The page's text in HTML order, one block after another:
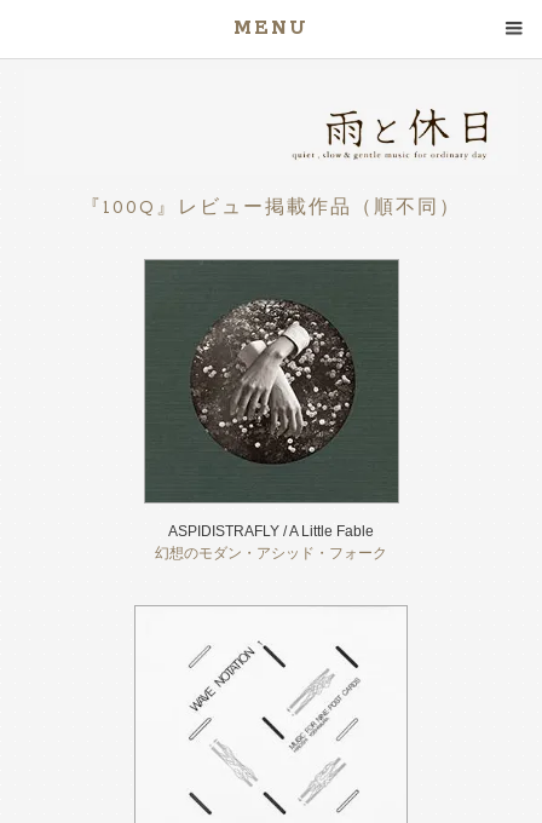
MENU
『100Q』レビュー掲載作品（順不同）
ASPIDISTRAFLY / A Little Fable
幻想のモダン・アシッド・フォーク